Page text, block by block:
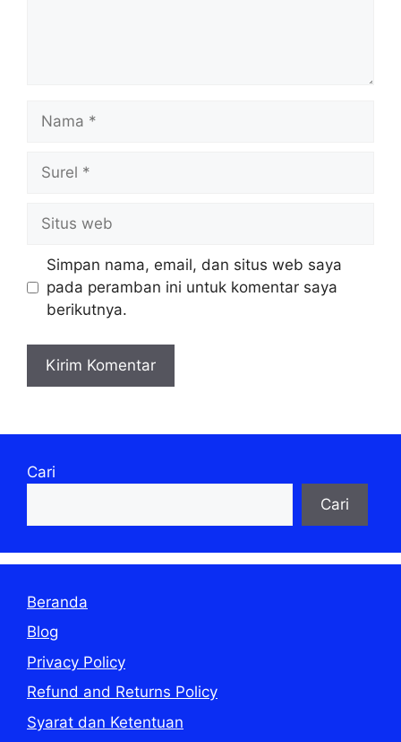
Nama
Surel
Situs
web
Simpan nama, email, dan situs web saya
pada peramban ini untuk komentar saya
berikutnya.
Cari
Cari
Beranda
Blog
Privacy Policy
Refund and Returns Policy
Syarat dan Ketentuan